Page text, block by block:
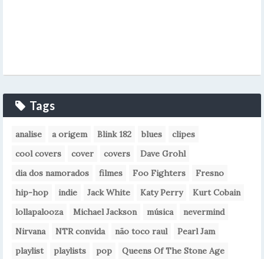
Tags
analise a origem Blink 182 blues
clipes
cool covers
cover covers
Dave Grohl
dia dos namorados
filmes Foo Fighters
Fresno
hip-hop
indie Jack White Katy Perry
Kurt Cobain
lollapalooza
Michael Jackson música
nevermind
Nirvana
NTR convida não toco raul
Pearl Jam
playlist
playlists pop
Queens Of The Stone Age